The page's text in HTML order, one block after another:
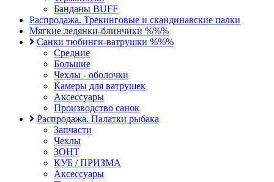
Банданы BUFF
Распродажа. Трекинговые и скандинавские палки
Мягкие ледянки-блинчики %%%
Санки тюбинги-ватрушки %%%
Средние
Большие
Чехлы - оболочки
Камеры для ватрушек
Аксессуары
Производство санок
Распродажа. Палатки рыбака
Запчасти
Чехлы
ЗОНТ
КУБ / ПРИЗМА
Аксессуары